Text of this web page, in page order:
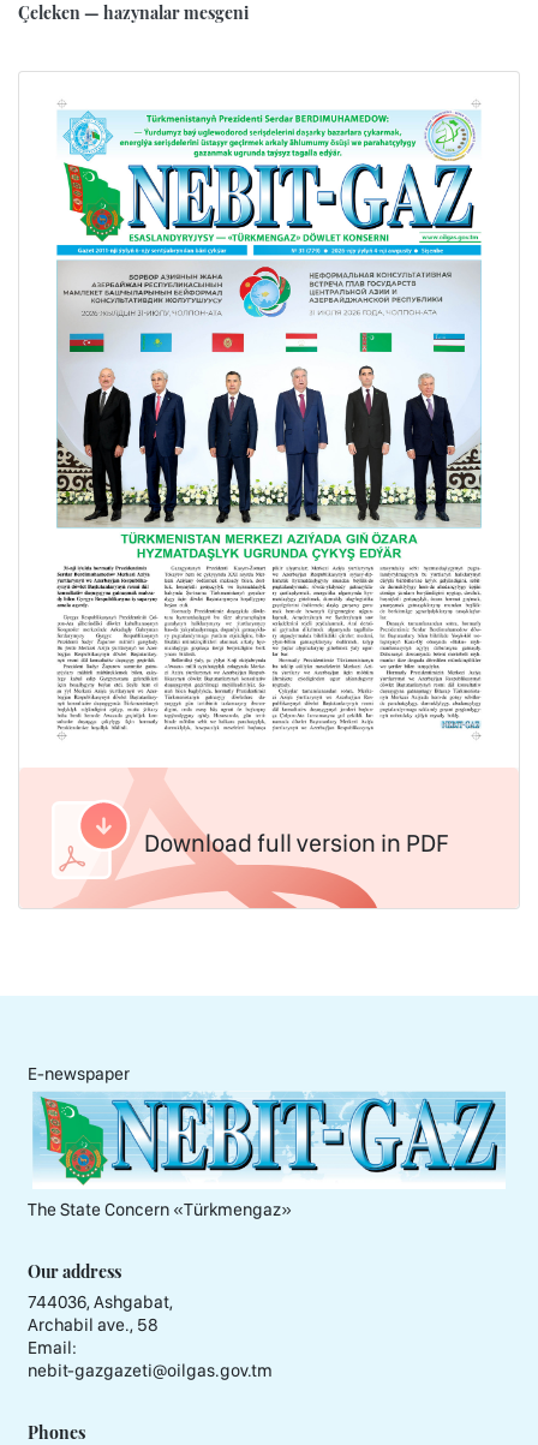
Çeleken — hazynalar mesgeni
Download full version in PDF
E-newspaper
The State Concern «Тürkmengaz»
Our address
744036, Ashgabat,
Archabil ave., 58
Email:
nebit-gazgazeti@oilgas.gov.tm
Phones